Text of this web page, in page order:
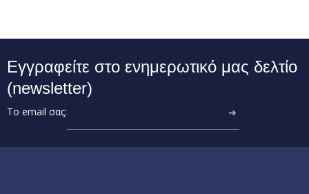
Εγγραφείτε στο ενημερωτικό μας δελτίο
(newsletter)
Το email σας: ➔